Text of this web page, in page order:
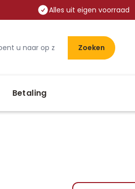
Alles uit eigen voorraad
Zoeken
Betaling